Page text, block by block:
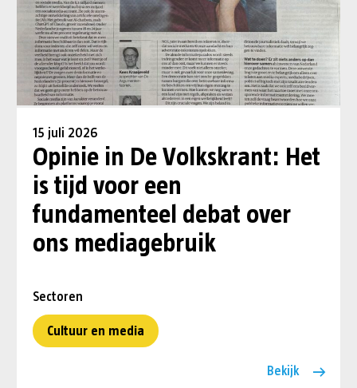
15 juli 2026
Opinie in De Volkskrant: Het
is tijd voor een
fundamenteel debat over
ons mediagebruik
Sectoren
Cultuur en media
Bekijk